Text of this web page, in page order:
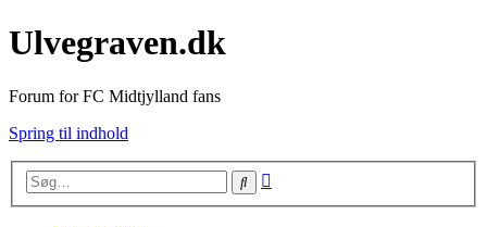
Ulvegraven.dk
Forum for FC Midtjylland fans
Spring til indhold
Søg